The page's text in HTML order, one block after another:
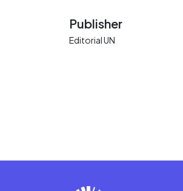
Publisher
Editorial UN